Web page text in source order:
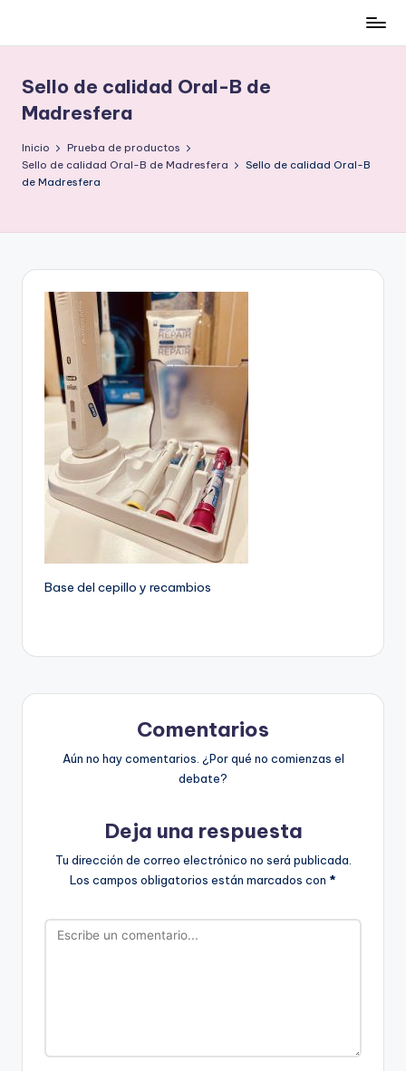
contenido
low-
cost
y
morir
en
Sello de calidad Oral-B de
Madresfera
Inicio
Prueba de productos
Sello de calidad Oral-B de Madresfera
Sello de calidad Oral-B
de Madresfera
Base del cepillo y recambios
Comentarios
Aún no hay comentarios. ¿Por qué no comienzas el
debate?
Deja una respuesta
Tu dirección de correo electrónico no será publicada.
Los campos obligatorios están marcados con *